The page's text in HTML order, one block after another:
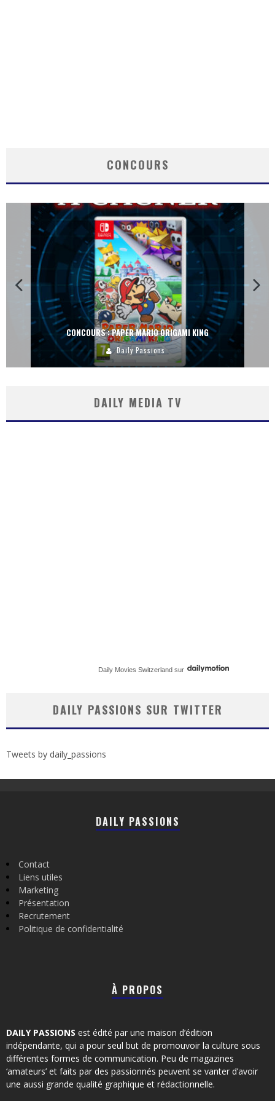
CONCOURS
CONCOURS : PAPER MARIO ORIGAMI KING
Daily Passions
DAILY MEDIA TV
Daily Movies Switzerland sur
DAILY PASSIONS SUR TWITTER
Tweets by daily_passions
DAILY PASSIONS
Contact
Liens utiles
Marketing
Présentation
Recrutement
Politique de confidentialité
À PROPOS
DAILY PASSIONS est édité par une maison d’édition
indépendante, qui a pour seul but de promouvoir la culture sous
différentes formes de communication. Peu de magazines
‘amateurs’ et faits par des passionnés peuvent se vanter d’avoir
une aussi grande qualité graphique et rédactionnelle.